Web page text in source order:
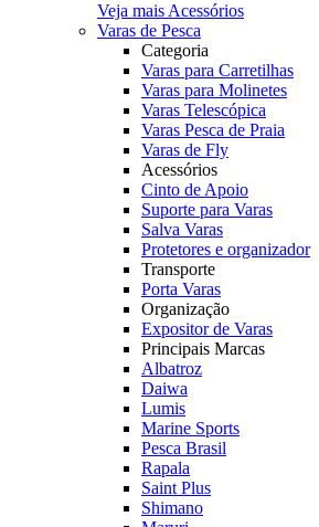
Veja mais Acessórios
Varas de Pesca
Categoria
Varas para Carretilhas
Varas para Molinetes
Varas Telescópica
Varas Pesca de Praia
Varas de Fly
Acessórios
Cinto de Apoio
Suporte para Varas
Salva Varas
Protetores e organizador
Transporte
Porta Varas
Organização
Expositor de Varas
Principais Marcas
Albatroz
Daiwa
Lumis
Marine Sports
Pesca Brasil
Rapala
Saint Plus
Shimano